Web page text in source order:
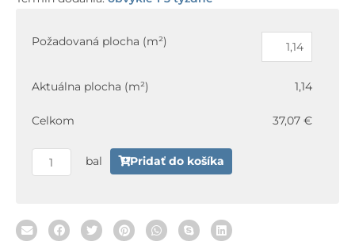
Požadovaná plocha (m²)
Aktuálna plocha (m²) 1,14
Celkom 37,07 €
Marazzi
Origami
76
bal Pridať do košíka